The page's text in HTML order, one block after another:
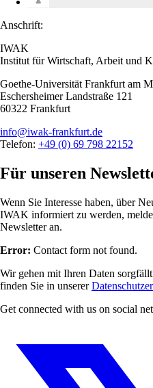
Anschrift:
IWAK
Institut für Wirtschaft, Arbeit und
Goethe-Universität Frankfurt am
Eschersheimer Landstraße 121
60322 Frankfurt
info@iwak-frankfurt.de
Telefon: +49 (0) 69 798 22152
Für unseren
Wenn Sie Interesse haben, über
IWAK informiert zu werden,
Newsletter an.
Error: Contact form not found.
Wir gehen mit Ihren Daten
finden Sie in unserer
Get connected with us on social